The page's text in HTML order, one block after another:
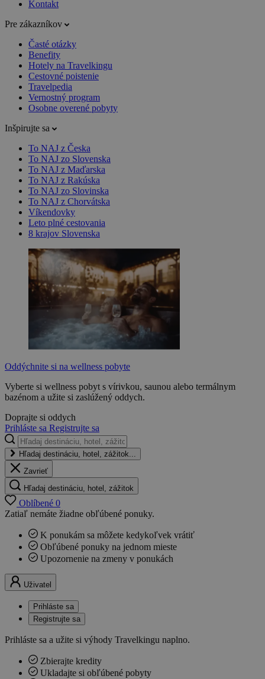
Kontakt
Pre zákazníkov
Časté otázky
Benefity
Hotely na Travelkingu
Cestovné poistenie
Travelpedia
Vernostný program
Osobne overené pobyty
Inšpirujte sa
To NAJ z Česka
To NAJ zo Slovenska
To NAJ z Maďarska
To NAJ z Rakúska
To NAJ zo Slovinska
To NAJ z Chorvátska
Víkendovky
Leto plné cestovania
8 krajov Slovenska
Oddýchnite si na wellness pobyte
Vyberte si wellness pobyt s vírivkou, saunou alebo termálnym
bazénom a užite si zaslúžený oddych.
Doprajte si oddych
Prihláste sa Registrujte sa
Hľadaj destináciu, hotel, zážitok...
Zavrieť
Hľadaj destináciu, hotel, zážitok
Oblíbené 0
Zatiaľ nemáte žiadne obľúbené ponuky.
K ponukám sa môžete kedykoľvek vrátiť
Obľúbené ponuky na jednom mieste
Upozornenie na zmeny v ponukách
Uživatel
Prihláste sa
Registrujte sa
Prihláste sa a užite si výhody Travelkingu naplno.
Zbierajte kredity
Ukladajte si obľúbené pobyty